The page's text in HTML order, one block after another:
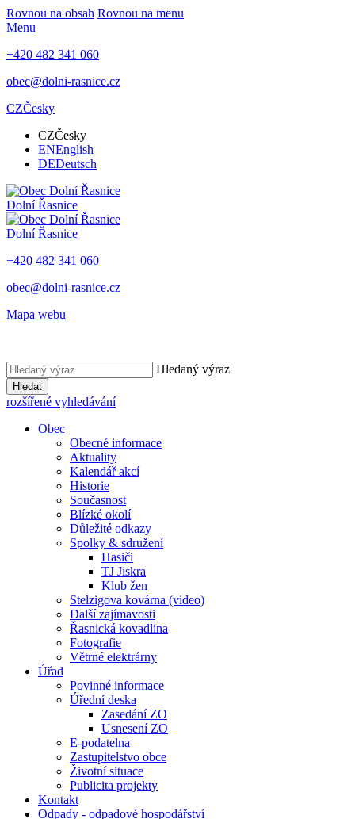
Rovnou na obsah Rovnou na menu
Menu
+420 482 341 060
obec@dolni-rasnice.cz
CZČesky
CZČesky
ENEnglish
DEDeutsch
Dolní Řasnice
Dolní Řasnice
+420 482 341 060
obec@dolni-rasnice.cz
Mapa webu
Hledaný výraz
Hledat
rozšířené vyhledávání
Obec
Obecné informace
Aktuality
Kalendář akcí
Historie
Současnost
Blízké okolí
Důležité odkazy
Spolky & sdružení
Hasiči
TJ Jiskra
Klub žen
Stelzigova kovárna (video)
Další zajímavosti
Řasnická kovadlina
Fotografie
Větrné elektrárny
Úřad
Povinné informace
Úřední deska
Zasedání ZO
Usnesení ZO
E-podatelna
Zastupitelstvo obce
Životní situace
Publicita projekty
Kontakt
Odpady - odpadové hospodářství